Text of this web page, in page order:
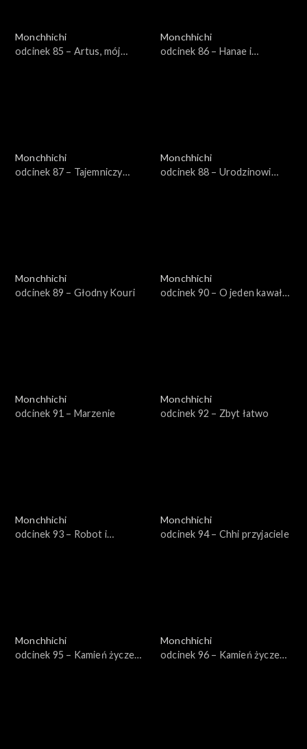
Monchhichi
odcinek 85 – Artus, mój
Monchhichi
odcinek 86 – Hanae i
Monchhichi
odcinek 87 – Tajemniczy
Monchhichi
odcinek 88 – Urodzinowi
Monchhichi
odcinek 89 – Głodny Kouri
Monchhichi
odcinek 90 – O jeden kawał
Monchhichi
odcinek 91 – Marzenie
Monchhichi
odcinek 92 – Zbyt łatwo
Monchhichi
odcinek 93 – Robot i
Monchhichi
odcinek 94 – Chhi przyjaciele
Monchhichi
odcinek 95 – Kamień życzeń,
Monchhichi
odcinek 96 – Kamień życzeń,